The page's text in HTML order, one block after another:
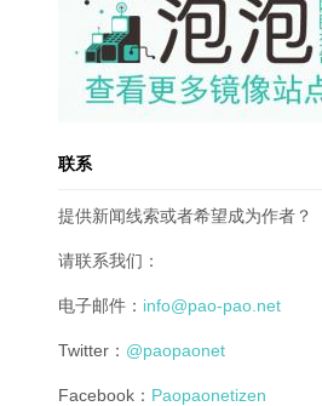
联系
提供新闻线索或者希望成为作者？
请联系我们：
电子邮件： info@pao-pao.net
Twitter： @paopaonet
Facebook： Paopaonetizen